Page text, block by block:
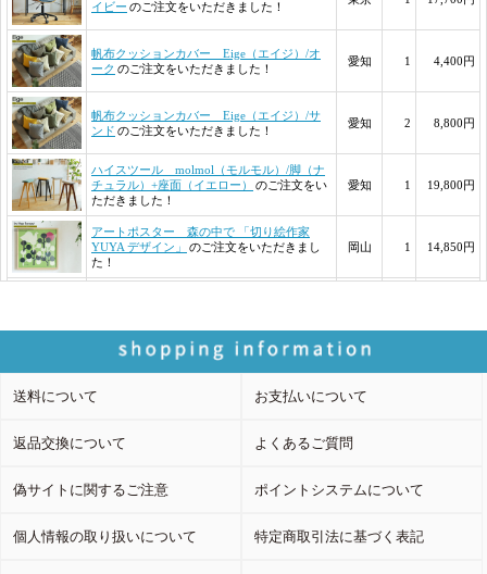
送料について お支払いについて
返品交換について よくあるご質問
偽サイトに関するご注意 ポイントシステムについて
個人情報の取り扱いについて 特定商取引法に基づく表記